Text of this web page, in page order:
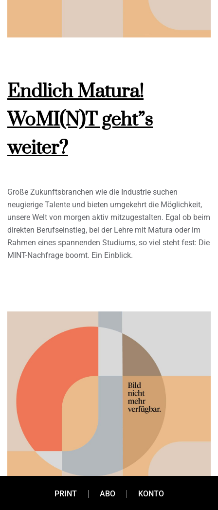
Endlich Matura!
WoMI(N)T geht”s
weiter?
Große Zukunftsbranchen wie die Industrie suchen
neugierige Talente und bieten umgekehrt die Möglichkeit,
unsere Welt von morgen aktiv mitzugestalten. Egal ob beim
direkten Berufseinstieg, bei der Lehre mit Matura oder im
Rahmen eines spannenden Studiums, so viel steht fest: Die
MINT-Nachfrage boomt. Ein Einblick.
PRINT ABO KONTO